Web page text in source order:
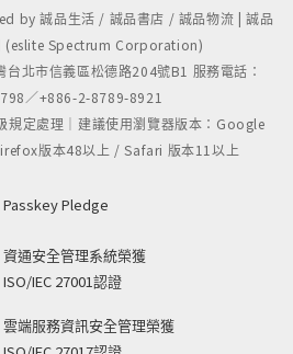
by 誠品生活 / 誠品書店 / 誠品物流 | 誠品
(eslite Spectrum Corporation)
北市信義區松德路204號B1 服務電話：
／+886-2-8789-8921
規定處理｜建議使用瀏覽器版本：Google
版本48以上 / Safari 版本11以上
Passkey Pledge
資通安全管理系統榮獲
ISO/IEC 27001認證
雲端服務資訊安全管理榮獲